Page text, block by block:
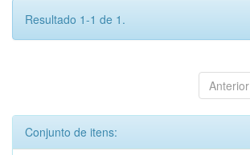
Resultado 1-1 de 1.
Anterior
Conjunto de itens: